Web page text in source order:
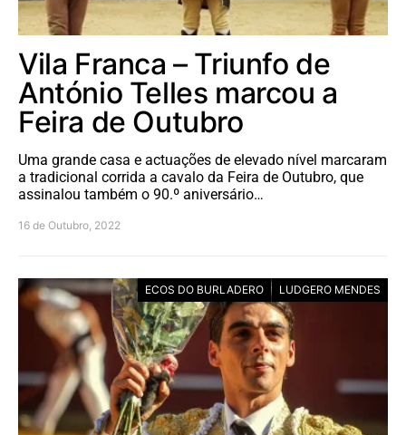
Vila Franca – Triunfo de
António Telles marcou a
Feira de Outubro
Uma grande casa e actuações de elevado nível marcaram
a tradicional corrida a cavalo da Feira de Outubro, que
assinalou também o 90.º aniversário…
16 de Outubro, 2022
ECOS DO BURLADERO LUDGERO MENDES